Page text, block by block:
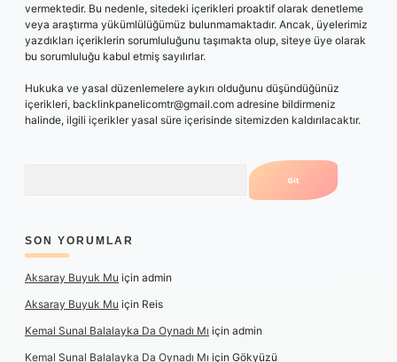
vermektedir. Bu nedenle, sitedeki içerikleri proaktif olarak denetleme
veya araştırma yükümlülüğümüz bulunmamaktadır. Ancak, üyelerimiz
yazdıkları içeriklerin sorumluluğunu taşımakta olup, siteye üye olarak
bu sorumluluğu kabul etmiş sayılırlar.
Hukuka ve yasal düzenlemelere aykırı olduğunu düşündüğünüz
içerikleri, backlinkpanelicomtr@gmail.com adresine bildirmeniz
halinde, ilgili içerikler yasal süre içerisinde sitemizden kaldırılacaktır.
SON YORUMLAR
Aksaray Buyuk Mu için admin
Aksaray Buyuk Mu için Reis
Kemal Sunal Balalayka Da Oynadı Mı için admin
Kemal Sunal Balalayka Da Oynadı Mı için Gökyüzü